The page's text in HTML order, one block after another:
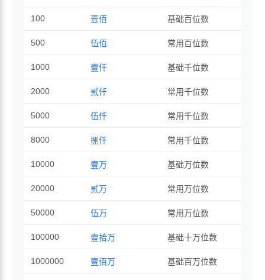
100 壹佰 基础百位数
500 伍佰 常用百位数
1000 壹仟 基础千位数
2000 贰仟 常用千位数
5000 伍仟 常用千位数
8000 捌仟 常用千位数
10000 壹万 基础万位数
20000 贰万 常用万位数
50000 伍万 常用万位数
100000 壹拾万 基础十万位数
1000000 壹佰万 基础百万位数